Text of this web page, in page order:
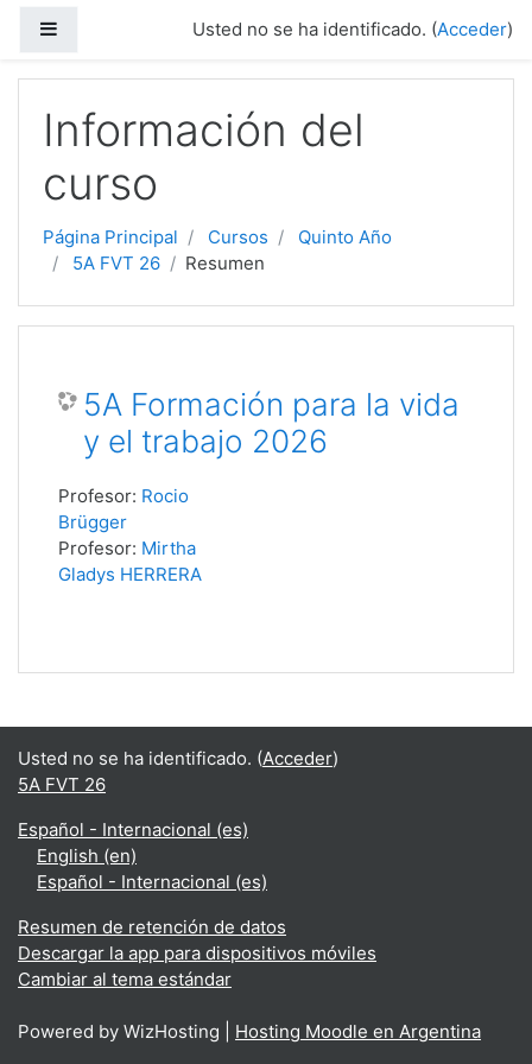
Usted no se ha identificado. (Acceder)
Información del
curso
Página Principal Cursos
Quinto Año
5A FVT 26
Resumen
5A Formación para la vida
y el trabajo 2026
Profesor: Rocio
Brügger
Profesor: Mirtha
Gladys HERRERA
Usted no se ha identificado. (Acceder)
5A FVT 26
Español - Internacional ‎(es)‎
English ‎(en)‎
Español - Internacional ‎(es)‎
Resumen de retención de datos
Descargar la app para dispositivos móviles
Cambiar al tema estándar
Powered by WizHosting | Hosting Moodle en Argentina